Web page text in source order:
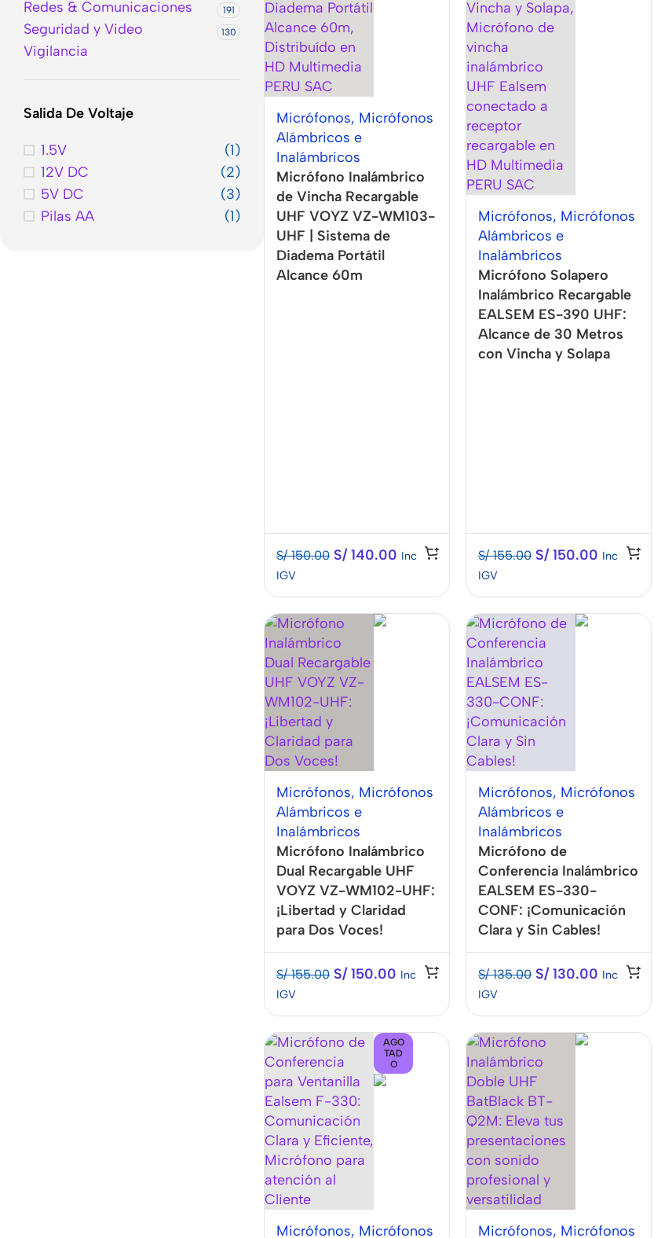
Redes & Comunicaciones 191
Seguridad y Video
Vigilancia
130
Salida De Voltaje
1.5V
(1)
12V DC
(2)
5V DC
(3)
Pilas AA
(1)
Micrófonos, Micrófonos
Alámbricos e
Inalámbricos
Micrófono Inalámbrico
de Vincha Recargable
UHF VOYZ VZ-WM103-
UHF | Sistema de
Diadema Portátil
Alcance 60m
S/150.00 S/140.00 Inc
IGV
Micrófonos, Micrófonos
Alámbricos e
Inalámbricos
Micrófono Solapero
Inalámbrico Recargable
EALSEM ES-390 UHF:
Alcance de 30 Metros
con Vincha y Solapa
S/155.00 S/150.00 Inc
IGV
Micrófonos, Micrófonos
Alámbricos e
Inalámbricos
Micrófono Inalámbrico
Dual Recargable UHF
VOYZ VZ-WM102-UHF:
¡Libertad y Claridad
para Dos Voces!
S/155.00 S/150.00 Inc
IGV
Micrófonos, Micrófonos
Alámbricos e
Inalámbricos
Micrófono de
Conferencia Inalámbrico
EALSEM ES-330-
CONF: ¡Comunicación
Clara y Sin Cables!
S/135.00 S/130.00 Inc
IGV
AGO
TAD
O
Micrófonos, Micrófonos
Micrófonos, Micrófonos